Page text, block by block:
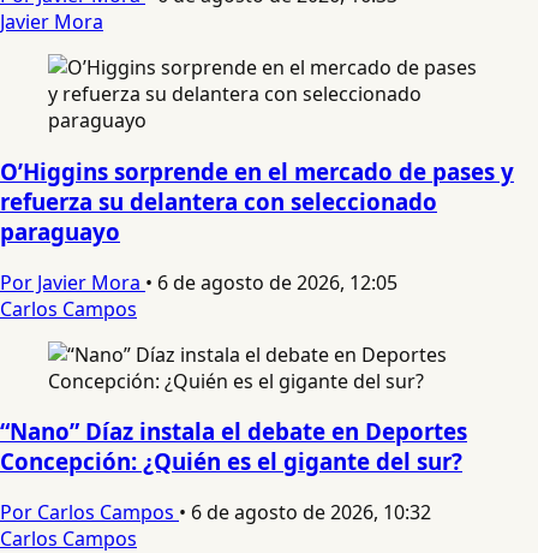
Javier Mora
O’Higgins sorprende en el mercado de pases y
refuerza su delantera con seleccionado
paraguayo
Por Javier Mora • 6 de agosto de 2026, 12:05
Carlos Campos
“Nano” Díaz instala el debate en Deportes
Concepción: ¿Quién es el gigante del sur?
Por Carlos Campos • 6 de agosto de 2026, 10:32
Carlos Campos